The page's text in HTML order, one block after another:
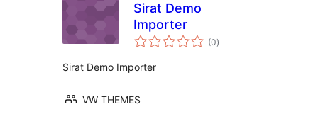
Sirat Demo
Importer
(0totale
vurderinger
)
Sirat Demo Importer
VW THEMES